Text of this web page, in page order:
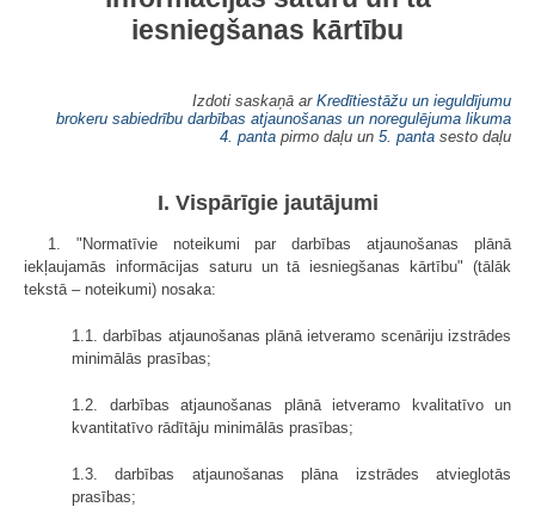
iesniegšanas kārtību
Izdoti saskaņā ar Kredītiestāžu un ieguldījumu
brokeru sabiedrību darbības atjaunošanas un noregulējuma likuma
4. panta pirmo daļu un 5. panta sesto daļu
I. Vispārīgie jautājumi
1. "Normatīvie noteikumi par darbības atjaunošanas plānā
iekļaujamās informācijas saturu un tā iesniegšanas kārtību" (tālāk
tekstā – noteikumi) nosaka:
1.1. darbības atjaunošanas plānā ietveramo scenāriju izstrādes
minimālās prasības;
1.2. darbības atjaunošanas plānā ietveramo kvalitatīvo un
kvantitatīvo rādītāju minimālās prasības;
1.3. darbības atjaunošanas plāna izstrādes atvieglotās
prasības;